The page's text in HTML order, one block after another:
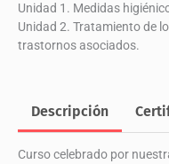
Unidad 1. Medidas
Unidad 2. Tratamiento de
trastornos asociados.
Descripción
Curso celebrado por